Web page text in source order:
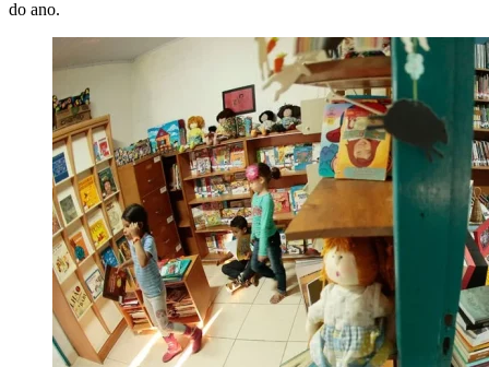
do ano.